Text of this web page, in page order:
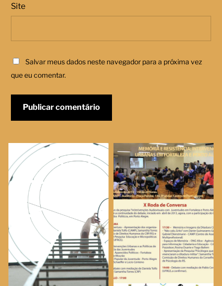
Site
Salvar meus dados neste navegador para a próxima vez
que eu comentar.